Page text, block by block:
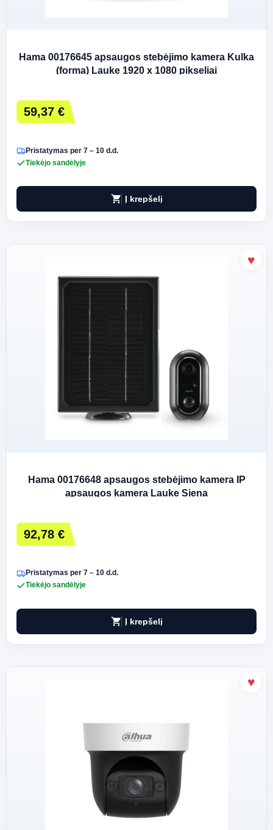
Hama 00176645 apsaugos stebėjimo kamera Kulka
(forma) Lauke 1920 x 1080 pikseliai
59,37 €
Pristatymas per 7 – 10 d.d.
Tiekėjo sandėlyje
shopping_cart Į krepšelį
Hama 00176648 apsaugos stebėjimo kamera IP
apsaugos kamera Lauke Siena
92,78 €
Pristatymas per 7 – 10 d.d.
Tiekėjo sandėlyje
shopping_cart Į krepšelį